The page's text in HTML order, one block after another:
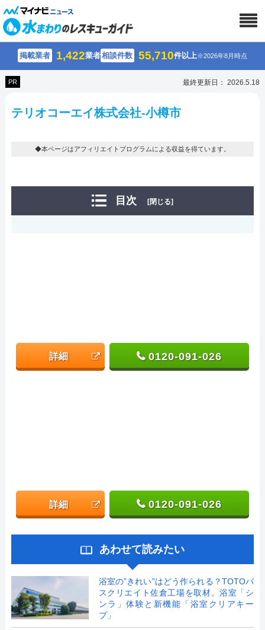
掲載業者 1,422業者相談件数 55,710件以上※2026年8月時点
PR 最終更新日： 2026.5.18
テリオコーエイ株式会社-小樽市
◆本ページはアフィリエイトプログラムによる収益を得ています。
目次 [閉じる]
詳細 0120-091-026
詳細 0120-091-026
あわせて読みたい
浴室の”きれい”はどう作られる？TOTOバ
スクリエイト佐倉工場を取材。浴室「シ
ンラ」体験と新機能「浴室クリアキー
プ」